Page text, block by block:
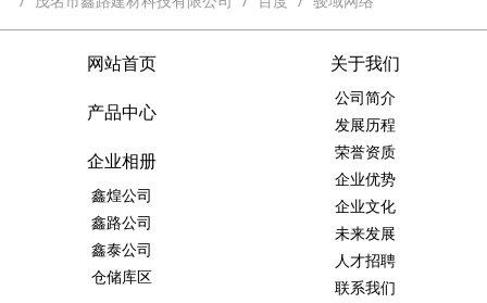
网站首页 关于我们
公司简介
发展历程
荣誉资质
企业优势
企业文化
未来发展
人才招聘
联系我们
产品中心
企业相册
鑫煌公司
鑫路公司
鑫泰公司
仓储库区